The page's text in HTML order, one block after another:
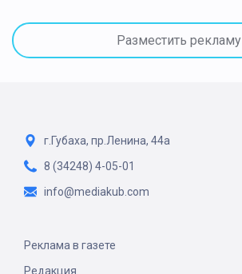
Разместить рекламу
г.Губаха, пр.Ленина, 44а
8 (34248) 4-05-01
info@mediakub.com
Реклама в газете
Редакция